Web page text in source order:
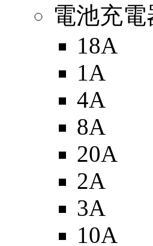
電池充電
18A
1A
4A
8A
20A
2A
3A
10A